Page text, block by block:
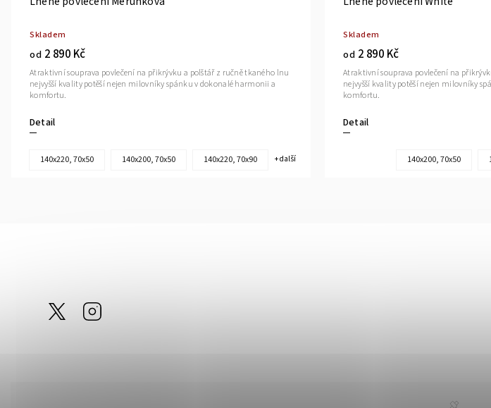
Skladem
od 2 890 Kč
Detail
Atraktivní souprava povlečení na přikrývku a polštář z ručně tkaného lnu
nejvyšší kvality potěší nejen milovníky spánku v dokonalé harmonii a
komfortu.
140x220, 70x50 140x200, 70x50 140x220, 70x90 + další
Skladem
od 2 890 Kč
Detail
Atraktivní souprava povlečení na
nejvyšší kvality potěší nejen milovníky
komfortu.
140x200, 70x50
@tom_linen